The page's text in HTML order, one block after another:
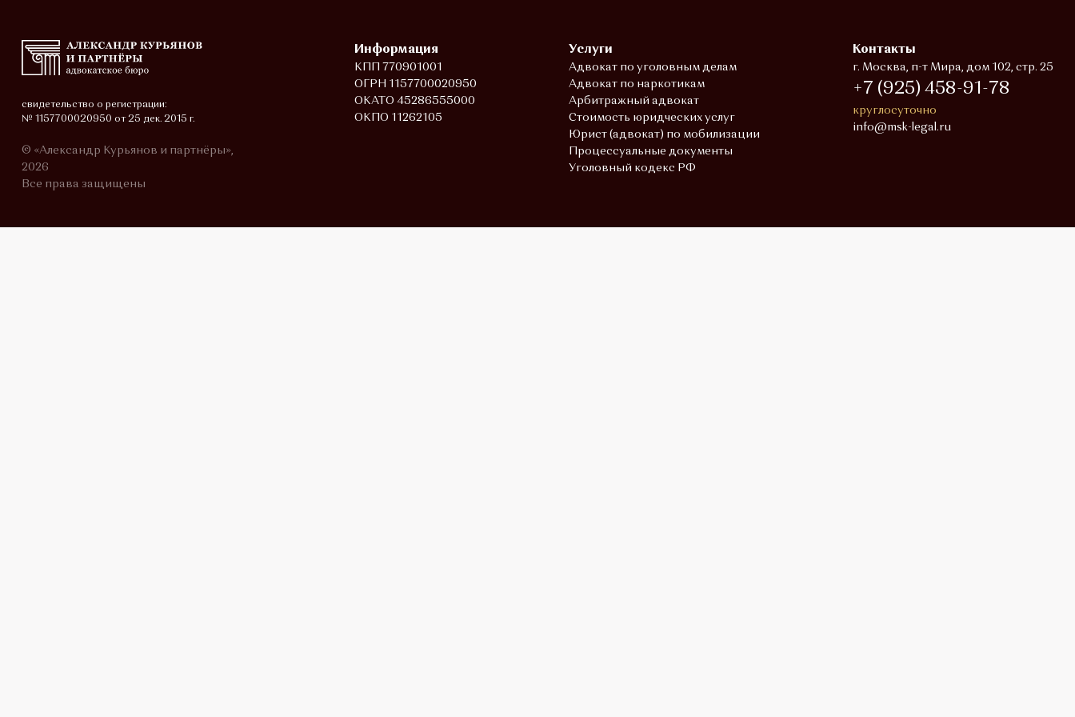
свидетельство о регистрации:
№ 1157700020950 от 25 дек. 2015 г.
© «Александр Курьянов и партнёры»,
2026
Все права защищены
Информация
КПП 770901001
ОГРН 1157700020950
ОКАТО 45286555000
ОКПО 11262105
Услуги
Адвокат по уголовным делам
Адвокат по наркотикам
Арбитражный адвокат
Стоимость юридческих услуг
Юрист (адвокат) по мобилизации
Процессуальные документы
Уголовный кодекс РФ
Контакты
г. Москва, п-т Мира, дом 102, стр. 25
+7 (925) 458-91-78
круглосуточно
info@msk-legal.ru